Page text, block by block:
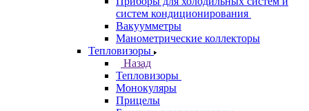
систем кондиционирования
Вакуумметры
Манометрические коллекторы
Тепловизоры
Назад
Тепловизоры
Монокуляры
Прицелы